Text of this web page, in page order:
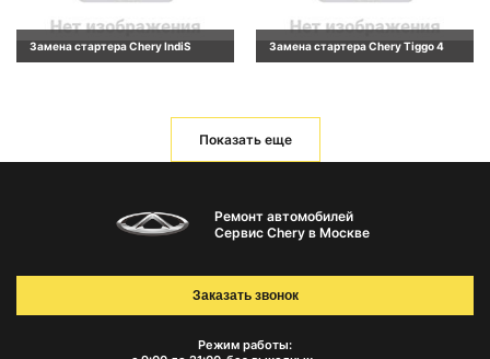
Замена стартера Chery IndiS Замена стартера Chery Tiggo 4
Показать еще
Ремонт автомобилей
Сервис Chery в Москве
Режим работы:
Заказать звонок